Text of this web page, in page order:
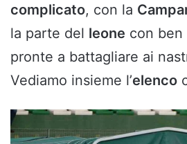
complicato, con la
la parte del leone con ben
pronte a battagliare ai
Vediamo insieme l’elenco